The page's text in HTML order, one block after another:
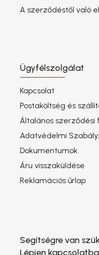
A szerződéstől való
Ügyfélszolgálat
Kapcsolat
Postaköltség és
Általános
Adatvédelmi
Dokumentumok
Áru visszaküldése
Reklamációs űrlap
Segítségre van
Lépjen